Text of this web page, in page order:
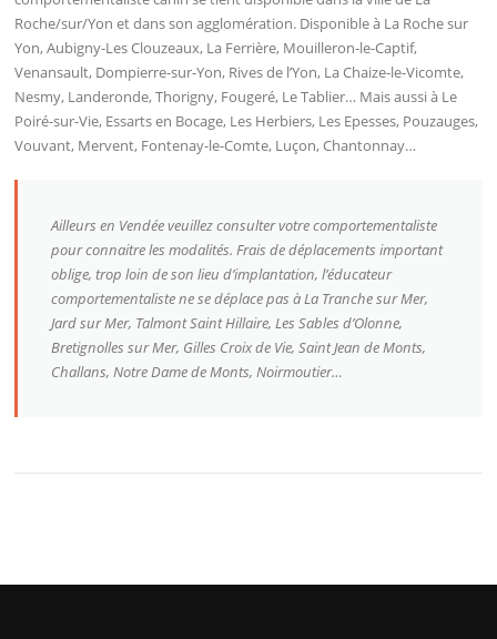
Roche/sur/Yon et dans son agglomération. Disponible à La Roche sur
Yon, Aubigny-Les Clouzeaux, La Ferrière, Mouilleron-le-Captif,
Venansault, Dompierre-sur-Yon, Rives de l’Yon, La Chaize-le-Vicomte,
Nesmy, Landeronde, Thorigny, Fougeré, Le Tablier… Mais aussi à Le
Poiré-sur-Vie, Essarts en Bocage, Les Herbiers, Les Epesses, Pouzauges,
Vouvant, Mervent, Fontenay-le-Comte, Luçon, Chantonnay…
Ailleurs en Vendée veuillez consulter votre comportementaliste
pour connaitre les modalités. Frais de déplacements important
oblige, trop loin de son lieu d’implantation, l’éducateur
comportementaliste ne se déplace pas à La Tranche sur Mer,
Jard sur Mer, Talmont Saint Hillaire, Les Sables d’Olonne,
Bretignolles sur Mer, Gilles Croix de Vie, Saint Jean de Monts,
Challans, Notre Dame de Monts, Noirmoutier…